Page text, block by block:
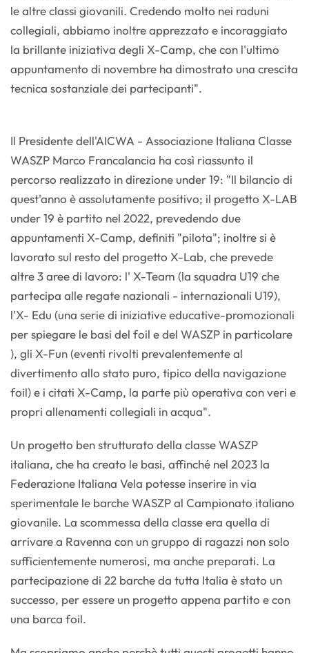
le altre classi giovanili. Credendo molto nei raduni
collegiali, abbiamo inoltre apprezzato e incoraggiato
la brillante iniziativa degli X-Camp, che con l'ultimo
appuntamento di novembre ha dimostrato una crescita
tecnica sostanziale dei partecipanti".
Il Presidente dell'AICWA - Associazione Italiana Classe
WASZP Marco Francalancia ha così riassunto il
percorso realizzato in direzione under 19: "Il bilancio di
quest'anno è assolutamente positivo; il progetto X-LAB
under 19 è partito nel 2022, prevedendo due
appuntamenti X-Camp, definiti "pilota"; inoltre si è
lavorato sul resto del progetto X-Lab, che prevede
altre 3 aree di lavoro: l' X-Team (la squadra U19 che
partecipa alle regate nazionali - internazionali U19),
l'X- Edu (una serie di iniziative educative-promozionali
per spiegare le basi del foil e del WASZP in particolare
), gli X-Fun (eventi rivolti prevalentemente al
divertimento allo stato puro, tipico della navigazione
foil) e i citati X-Camp, la parte più operativa con veri e
propri allenamenti collegiali in acqua".
Un progetto ben strutturato della classe WASZP
italiana, che ha creato le basi, affinché nel 2023 la
Federazione Italiana Vela potesse inserire in via
sperimentale le barche WASZP al Campionato italiano
giovanile. La scommessa della classe era quella di
arrivare a Ravenna con un gruppo di ragazzi non solo
sufficientemente numerosi, ma anche preparati. La
partecipazione di 22 barche da tutta Italia è stato un
successo, per essere un progetto appena partito e con
una barca foil.